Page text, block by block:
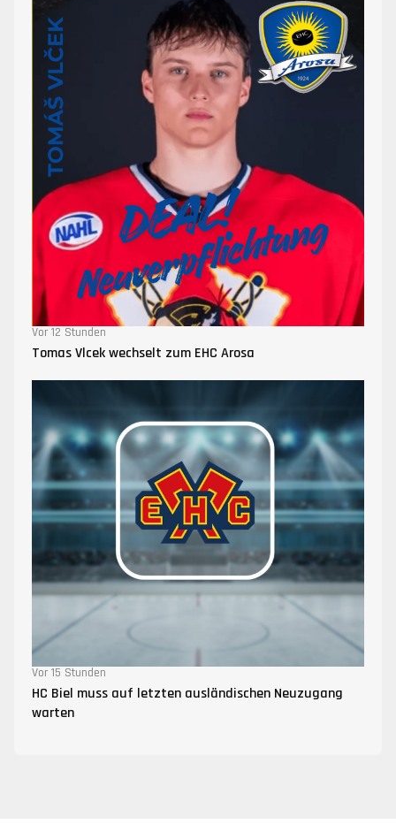
Vor 12 Stunden
Tomas Vlcek wechselt zum EHC Arosa
Vor 15 Stunden
HC Biel muss auf letzten ausländischen Neuzugang
warten